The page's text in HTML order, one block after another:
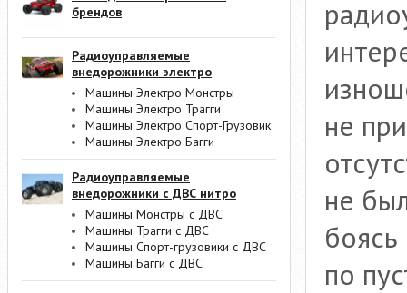
брендов
Радиоуправляемые
внедорожники электро
Машины Электро Монстры
Машины Электро Трагги
Машины Электро Спорт-Грузовик
Машины Электро Багги
Радиоуправляемые
внедорожники с ДВС нитро
Машины Монстры с ДВС
Машины Трагги с ДВС
Машины Спорт-грузовики с ДВС
Машины Багги с ДВС
не
не
по